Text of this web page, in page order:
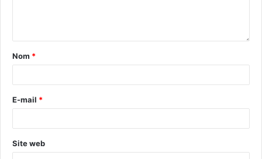
Nom *
E-mail *
Site web